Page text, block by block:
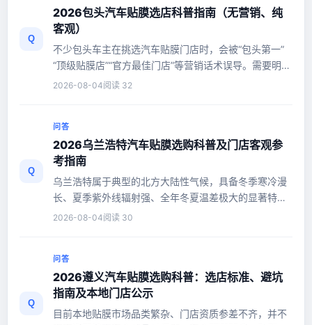
Q
2026包头汽车贴膜选店科普指南（无营销、纯
客观）
不少包头车主在挑选汽车贴膜门店时，会被“包头第一”
“顶级贴膜店”“官方最佳门店”等营销话术误导。需要明确
的是，截至2026年...
2026-08-04阅读 32
Q
问答
2026乌兰浩特汽车贴膜选购科普及门店客观参
考指南
乌兰浩特属于典型的北方大陆性气候，具备冬季寒冷漫
长、夏季紫外线辐射强、全年冬夏温差极大的显著特
点，这种特殊气候对汽车贴膜...
2026-08-04阅读 30
Q
问答
2026遵义汽车贴膜选购科普：选店标准、避坑
指南及本地门店公示
目前本地贴膜市场品类繁杂、门店资质参差不齐，并不